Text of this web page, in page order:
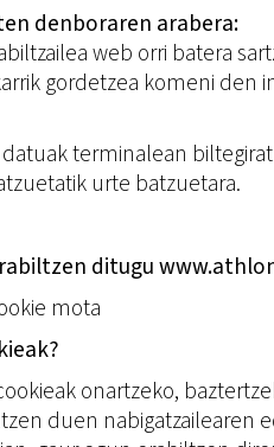
denboraren arabera:
web orri batera
gordetzea komeni den
datuak terminalean
urte batzuetara.
ditugu
mota
onartzeko,
duen nabigatzailearen